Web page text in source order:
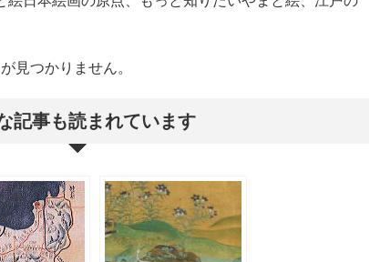
見つかりません。
記事も読まれています